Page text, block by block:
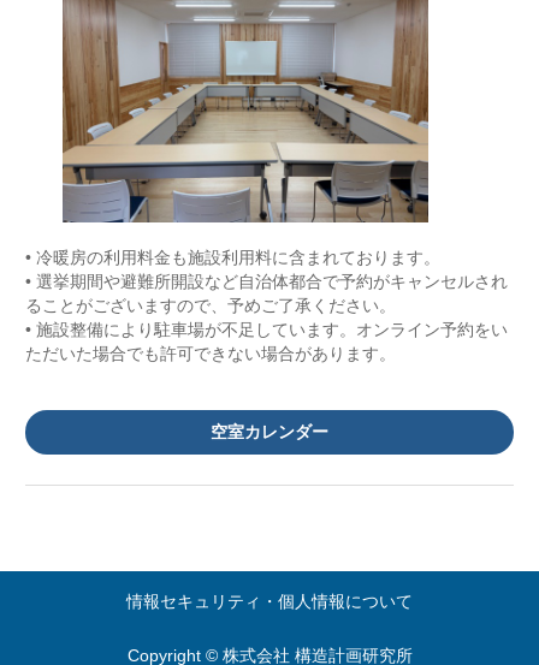
• 冷暖房の利用料金も施設利用料に含まれております。
• 選挙期間や避難所開設など自治体都合で予約がキャンセルされ
ることがございますので、予めご了承ください。
• 施設整備により駐車場が不足しています。オンライン予約をい
ただいた場合でも許可できない場合があります。
空室カレンダー
情報セキュリティ・個人情報について
Copyright © 株式会社 構造計画研究所